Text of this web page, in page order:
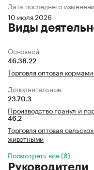
Дата последнего
10 июля 2026
Виды
Основной
46.38.22
Торговля оптовая
Дополнительные
23.70.3
Производство гранул и
46.2
Торговля оптовая
животными
Посмотреть все (8)
Руководители